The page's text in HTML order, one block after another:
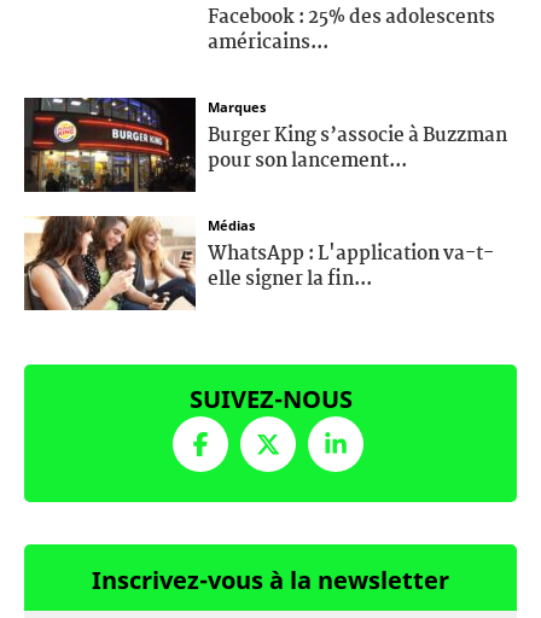
Facebook : 25% des adolescents
américains...
Marques
Burger King s’associe à Buzzman
pour son lancement...
Médias
WhatsApp : L'application va-t-
elle signer la fin...
SUIVEZ-NOUS
Inscrivez-vous à la newsletter